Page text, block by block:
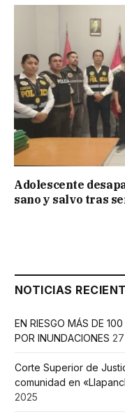
Adolescente
sano y salvo tras
NOTICIAS
EN RIESGO MÁS DE
POR INUNDACIONES
Corte Superior de
comunidad en
2025